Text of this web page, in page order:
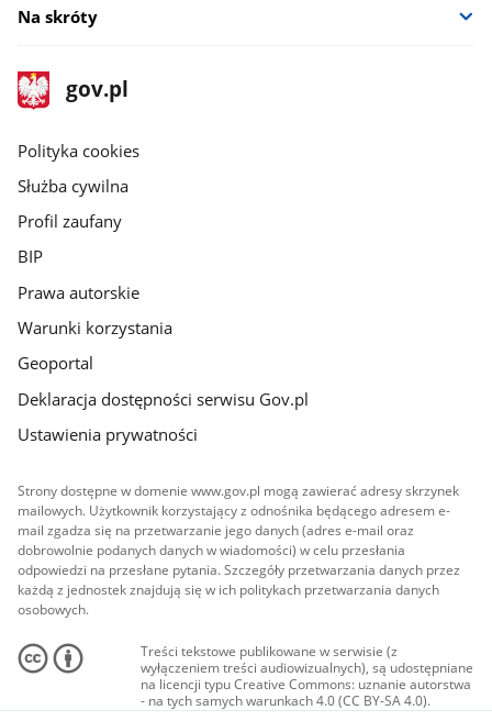
Na skróty
stopka
gov.pl
Strona
gov.pl
gov.pl
Polityka cookies
Służba cywilna
Profil zaufany
BIP
Prawa autorskie
Warunki korzystania
Geoportal
Deklaracja dostępności serwisu Gov.pl
Ustawienia prywatności
Strony dostępne w domenie www.gov.pl mogą zawierać adresy skrzynek
mailowych. Użytkownik korzystający z odnośnika będącego adresem e-
mail zgadza się na przetwarzanie jego danych (adres e-mail oraz
dobrowolnie podanych danych w wiadomości) w celu przesłania
odpowiedzi na przesłane pytania. Szczegóły przetwarzania danych przez
każdą z jednostek znajdują się w ich politykach przetwarzania danych
osobowych.
Treści tekstowe publikowane w serwisie (z
wyłączeniem treści audiowizualnych), są udostępniane
na licencji typu Creative Commons: uznanie autorstwa
- na tych samych warunkach 4.0 (CC BY-SA 4.0).
Materiały audiowizualne, w tym zdjęcia, materiały